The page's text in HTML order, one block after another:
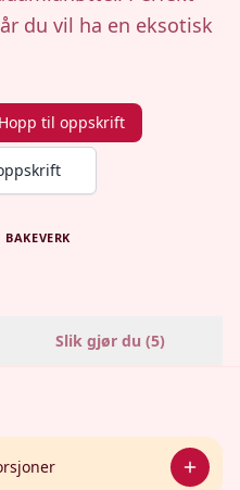
du vil ha en eksotisk
Hopp til oppskrift
BAKEVERK
Slik gjør du (5)